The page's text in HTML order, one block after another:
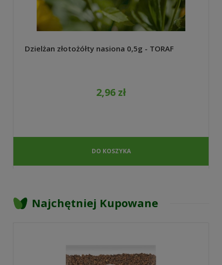
Dzielżan złotożółty nasiona 0,5g - TORAF
2,96 zł
DO KOSZYKA
Najchętniej Kupowane